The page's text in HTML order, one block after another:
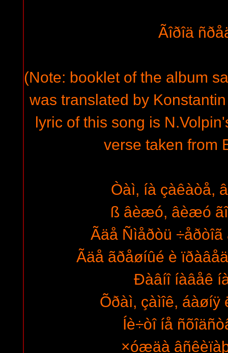
Ãîðîä
(Note: booklet of the album
was translated by
lyric of this song is
verse taken from
Òàì, íà çàêàòå,
ß âèæó, âèæó
Ãäå Ñìåðòü
Ãäå ãðåøíûé è
Ðàâíî íàâåê
Õðàì, çàìîê, áàøíÿ
Íè÷òî íå
×óæäà